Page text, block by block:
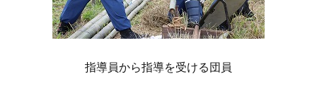
指導員から指導を受ける団員